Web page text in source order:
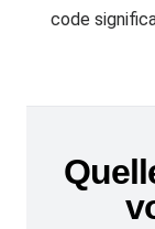
code